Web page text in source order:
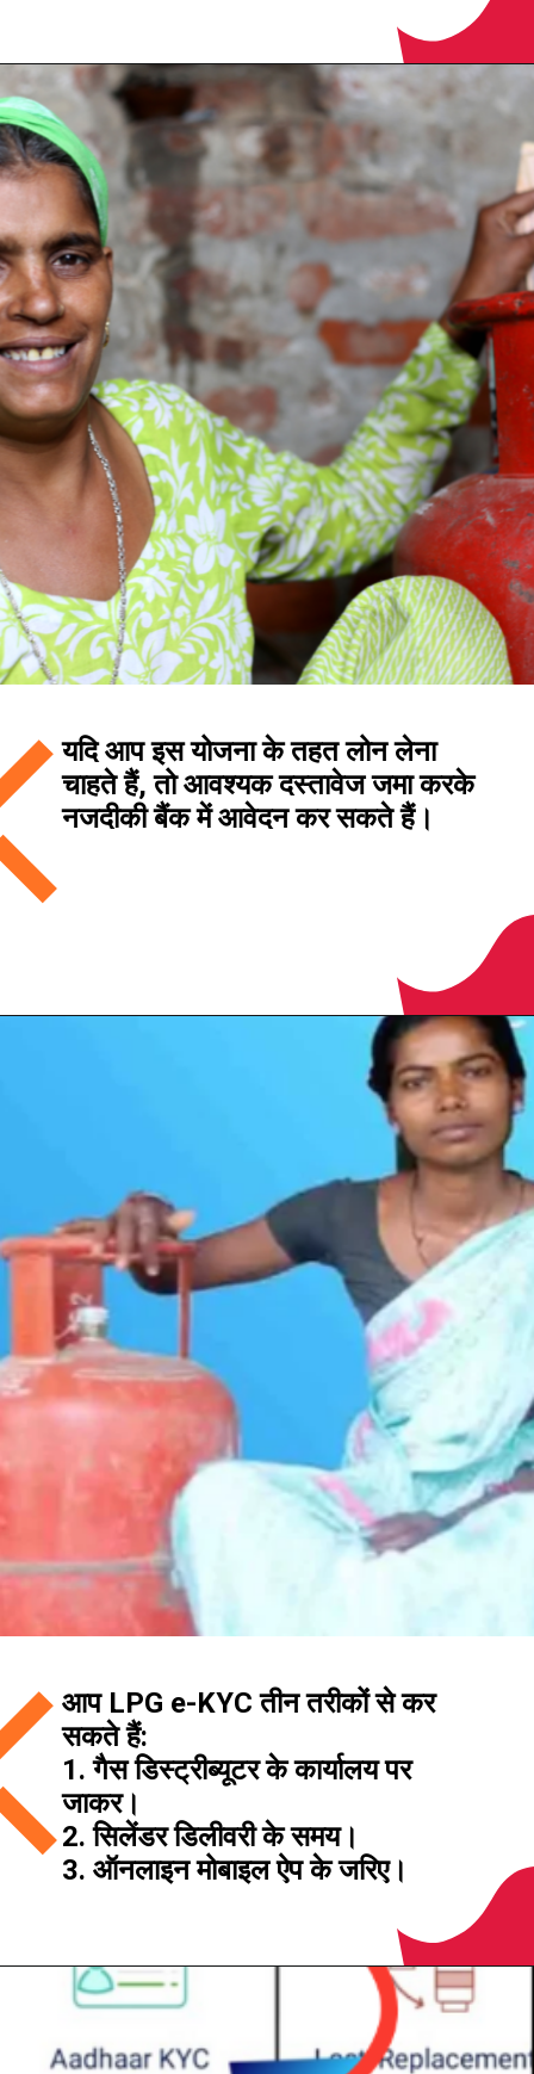
यदि आप इस योजना के तहत लोन लेना
चाहते हैं, तो आवश्यक दस्तावेज जमा करके
नजदीकी बैंक में आवेदन कर सकते हैं।
आप LPG e-KYC तीन तरीकों से कर
सकते हैं:
1. गैस डिस्ट्रीब्यूटर के कार्यालय पर
जाकर।
2. सिलेंडर डिलीवरी के समय।
3. ऑनलाइन मोबाइल ऐप के जरिए।